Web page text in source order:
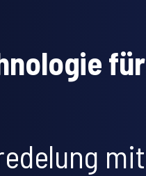
für
mit